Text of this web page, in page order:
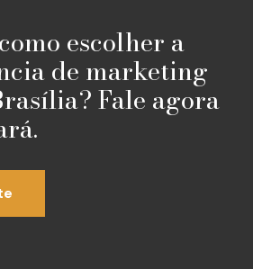
escolher a
de marketing
Fale agora